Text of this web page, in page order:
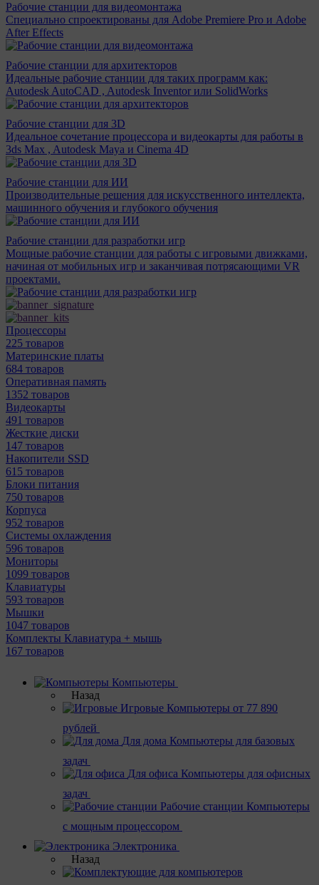
Рабочие станции для видеомонтажа
Специально спроектированы для Adobe Premiere Pro и Adobe
After Effects
Рабочие станции для архитекторов
Идеальные рабочие станции для таких программ как:
Autodesk AutoCAD , Autodesk Inventor или SolidWorks
Рабочие станции для 3D
Идеальное сочетание процессора и видеокарты для работы в
3ds Max , Autodesk Maya и Cinema 4D
Рабочие станции для ИИ
Производительные решения для искусственного интеллекта,
машинного обучения и глубокого обучения
Рабочие станции для разработки игр
Мощные рабочие станции для работы с игровыми движками,
начиная от мобильных игр и заканчивая потрясающими VR
проектами.
Процессоры
225 товаров
Материнcкие платы
684 товаров
Оперативная память
1352 товаров
Видеокарты
491 товаров
Жесткие диски
147 товаров
Накопители SSD
615 товаров
Блоки питания
750 товаров
Корпуса
952 товаров
Системы охлаждения
596 товаров
Мониторы
1099 товаров
Клавиатуры
593 товаров
Мышки
1047 товаров
Комплекты Клавиатура + мышь
167 товаров
Компьютеры
Назад
Игровые Компьютеры от 77 890
рублей
Для дома Компьютеры для базовых
задач
Для офиса Компьютеры для офисных
задач
Рабочие станции Компьютеры
с мощным процессором
Электроника
Назад